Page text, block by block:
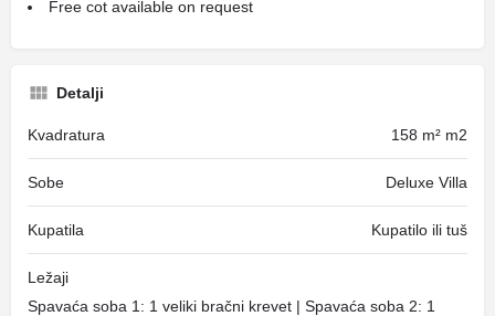
Free cot available on request
Detalji
Kvadratura 158 m² m2
Sobe Deluxe Villa
Kupatila Kupatilo ili tuš
Ležaji
Spavaća soba 1: 1 veliki bračni krevet | Spavaća soba 2: 1